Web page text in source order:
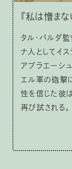
『私は憎まな
タル・バルダ
ナ人としてイ
アブラエーシ
エル軍の砲撃
性を信じた彼
再び試される。